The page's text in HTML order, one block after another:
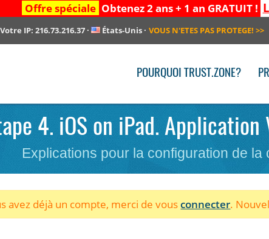
Offre spéciale Obtenez 2 ans + 1 an GRATUIT !
Votre IP:216.73.216.37 · États-Unis · VOUS N'ETES PAS PROTEGE! >>
POURQUOI TRUST.ZONE?
4. iOS on iPad. Application
Explications pour la configuration de la
avez déjà un compte, merci de vousconnecter.